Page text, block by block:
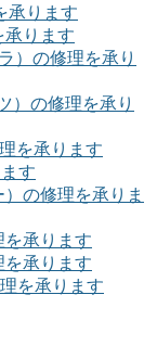
承ります
承ります
）の修理を承り
）の修理を承り
を承ります
す
）の修理を承りま
承ります
承ります
を承ります